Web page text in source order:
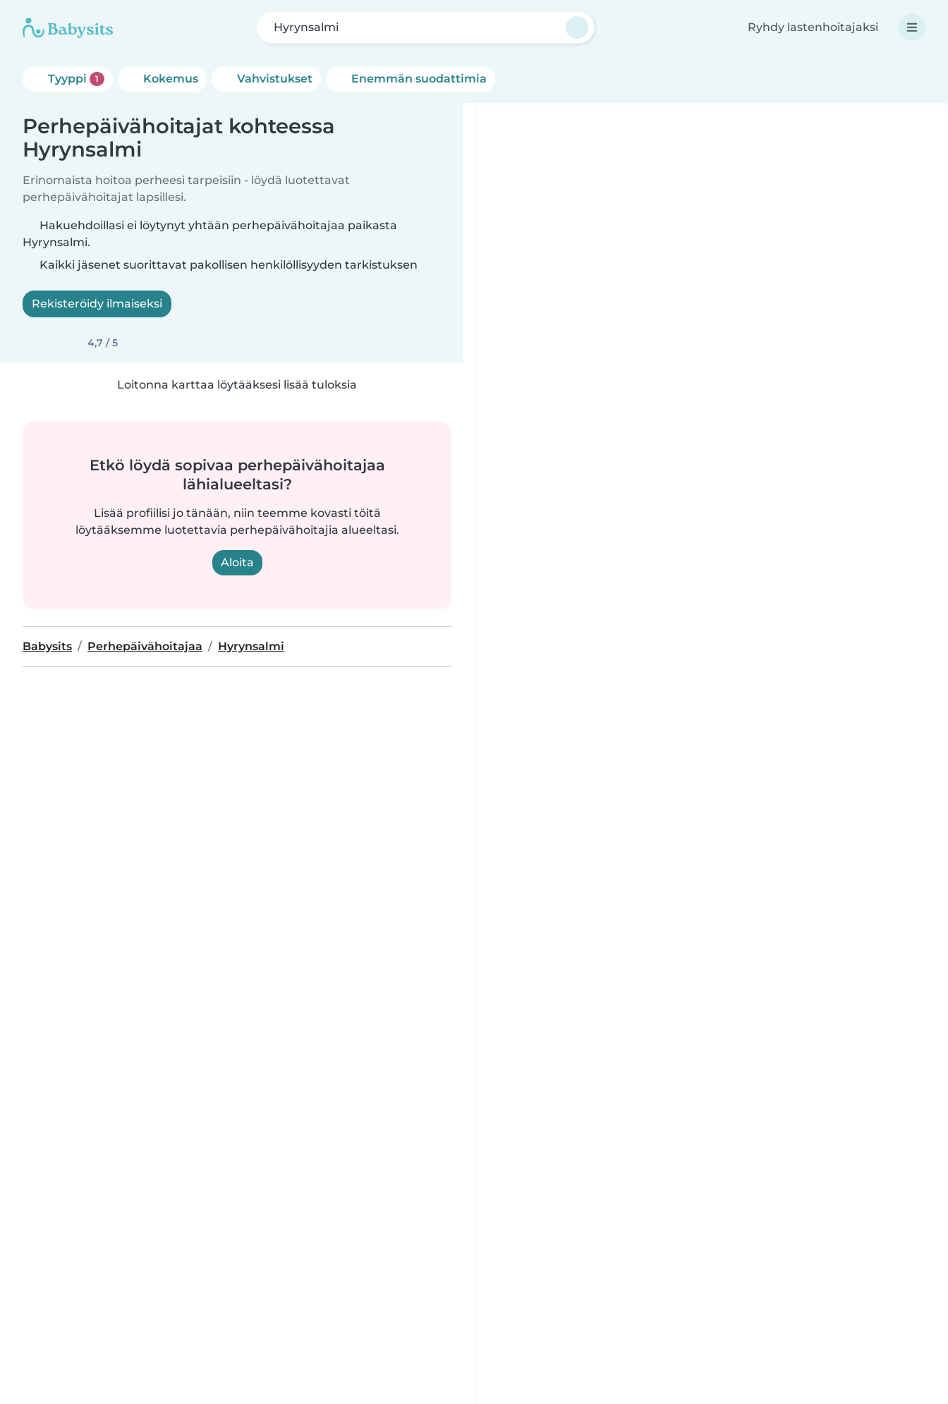
Hyrynsalmi Ryhdy lastenhoitajaksi
Tyyppi 1 Kokemus Vahvistukset Enemmän suodattimia
Perhepäivähoitajat kohteessa
Hyrynsalmi
Erinomaista hoitoa perheesi tarpeisiin - löydä luotettavat
perhepäivähoitajat lapsillesi.
Hakuehdoillasi ei löytynyt yhtään perhepäivähoitajaa paikasta
Hyrynsalmi.
Kaikki jäsenet suorittavat pakollisen henkilöllisyyden tarkistuksen
Rekisteröidy ilmaiseksi
4,7 / 5
Loitonna karttaa löytääksesi lisää tuloksia
Etkö löydä sopivaa perhepäivähoitajaa
lähialueeltasi?
Lisää profiilisi jo tänään, niin teemme kovasti töitä
löytääksemme luotettavia perhepäivähoitajia alueeltasi.
Aloita
Babysits Perhepäivähoitajaa Hyrynsalmi